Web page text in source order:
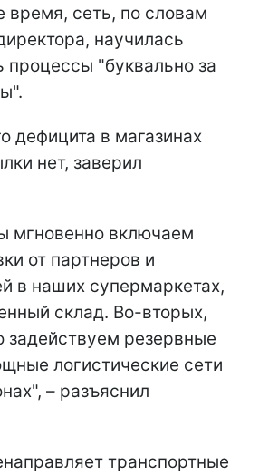
время, сеть, по словам
научилась
процессы "буквально за
дефицита в магазинах
нет, заверил
мгновенно включаем
от партнеров и
в наших супермаркетах,
склад. Во-вторых,
задействуем резервные
логистические сети
– разъяснил
транспортные